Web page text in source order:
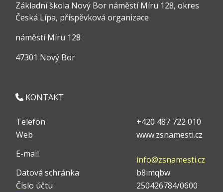
Základní škola Nový Bor náměstí Míru 128, okres
Česká Lípa, příspěvková organizace
náměstí Míru 128
47301 Nový Bor
KONTAKT
Telefon
+420 487 722 010
Web
www.zsnamesti.cz
E-mail
info@zsnamesti.cz
Datová schránka
b8imqbw
Číslo účtu
250426784/0600